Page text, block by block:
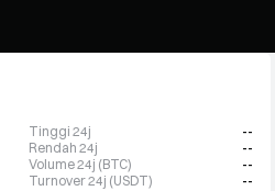
Tinggi 24j
--
Rendah 24j
--
Volume 24j (BTC)
--
Turnover 24j (USDT)
--